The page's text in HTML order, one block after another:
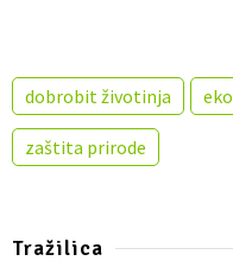
dobrobit životinja
zaštita prirode
Tražilica